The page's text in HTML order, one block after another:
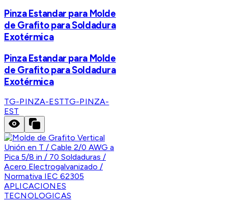
Pinza Estandar para Molde
de Grafito para Soldadura
Exotérmica
Pinza Estandar para Molde
de Grafito para Soldadura
Exotérmica
TG-PINZA-ESTTG-PINZA-
EST
APLICACIONES
TECNOLOGICAS